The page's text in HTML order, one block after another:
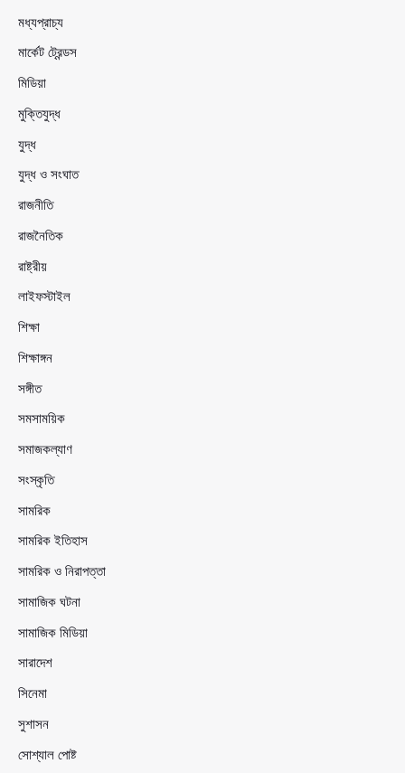
মধ্যপ্রাচ্য
মার্কেট ট্রেন্ডস
মিডিয়া
মুক্তিযুদ্ধ
যুদ্ধ
যুদ্ধ ও সংঘাত
রাজনীতি
রাজনৈতিক
রাষ্ট্রীয়
লাইফস্টাইল
শিক্ষা
শিক্ষাঙ্গন
সঙ্গীত
সমসাময়িক
সমাজকল্যাণ
সংস্কৃতি
সামরিক
সামরিক ইতিহাস
সামরিক ও নিরাপত্তা
সামাজিক ঘটনা
সামাজিক মিডিয়া
সারাদেশ
সিনেমা
সুশাসন
সোশ্যাল পোষ্ট